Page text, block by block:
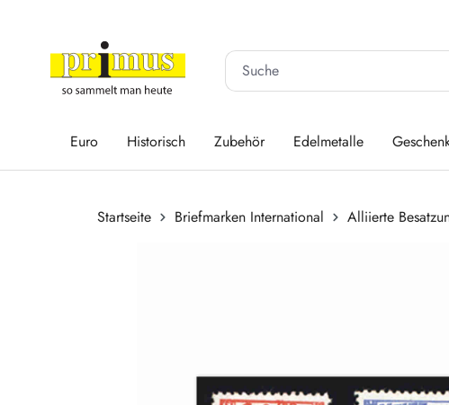
Euro Historisch Zubehör Edelmetalle
Startseite Briefmarken International Alliierte